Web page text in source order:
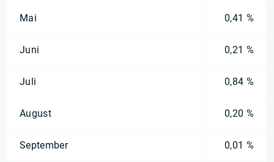
Mai 0,41 %
Juni 0,21 %
Juli 0,84 %
August 0,20 %
September 0,01 %